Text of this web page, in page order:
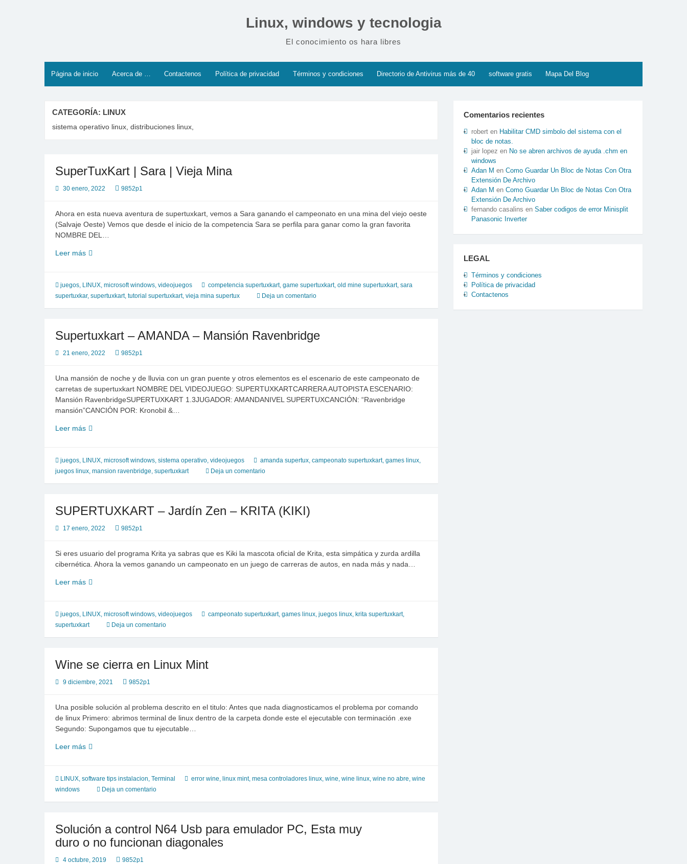
Linux, windows y tecnologia
El conocimiento os hara libres
Página de inicio Acerca de … Contactenos Política de privacidad Términos y condiciones Directorio de Antivirus más de 40 software gratis Mapa Del Blog
CATEGORÍA: LINUX
sistema operativo linux, distribuciones linux,
SuperTuxKart | Sara | Vieja Mina
30 enero, 2022 9852p1
Ahora en esta nueva aventura de supertuxkart, vemos a Sara ganando el campeonato en una mina del viejo oeste
(Salvaje Oeste) Vemos que desde el inicio de la competencia Sara se perfila para ganar como la gran favorita
NOMBRE DEL…
Leer másSuperTuxKart
|
Vieja
juegos, LINUX, microsoft windows, videojuegos competencia supertuxkart, game supertuxkart, old mine supertuxkart, sara
supertuxkar, supertuxkart, tutorial supertuxkart, vieja mina supertux Deja un comentario
Supertuxkart – AMANDA – Mansión Ravenbridge
21 enero, 2022 9852p1
Una mansión de noche y de lluvia con un gran puente y otros elementos es el escenario de este campeonato de
carretas de supertuxkart NOMBRE DEL VIDEOJUEGO: SUPERTUXKARTCARRERA AUTOPISTA ESCENARIO:
Mansión RavenbridgeSUPERTUXKART 1.3JUGADOR: AMANDANIVEL SUPERTUXCANCIÓN: “Ravenbridge
mansión”CANCIÓN POR: Kronobil &…
Leer másSupertuxkart
–
Mansión
juegos, LINUX, microsoft windows, sistema operativo, videojuegos amanda supertux, campeonato supertuxkart, games linux,
juegos linux, mansion ravenbridge, supertuxkart Deja un comentario
SUPERTUXKART – Jardín Zen – KRITA (KIKI)
17 enero, 2022 9852p1
Si eres usuario del programa Krita ya sabras que es Kiki la mascota oficial de Krita, esta simpática y zurda ardilla
cibernética. Ahora la vemos ganando un campeonato en un juego de carreras de autos, en nada más y nada…
Leer másSUPERTUXKART
Zen
–
juegos, LINUX, microsoft windows, videojuegos campeonato supertuxkart, games linux, juegos linux, krita supertuxkart,
supertuxkart
Deja un comentario
Wine se cierra en Linux Mint
9 diciembre, 2021 9852p1
Una posible solución al problema descrito en el titulo: Antes que nada diagnosticamos el problema por comando
de linux Primero: abrimos terminal de linux dentro de la carpeta donde este el ejecutable con terminación .exe
Segundo: Supongamos que tu ejecutable…
Leer másWine
en
Linux
LINUX, software tips instalacion, Terminal error wine, linux mint, mesa controladores linux, wine, wine linux, wine no abre, wine
windows
Deja un comentario
Solución a control N64 Usb para emulador PC, Esta muy
duro o no funcionan diagonales
4 octubre, 2019 9852p1
Comentarios recientes
roberten Habilitar CMD simbolo del sistema con el
bloc de notas.
jair lopez en No se abren archivos de ayuda .chm en
windows
Adan M en Como Guardar Un Bloc de Notas Con Otra
Extensión De Archivo
Adan M en Como Guardar Un Bloc de Notas Con Otra
Extensión De Archivo
fernando casalins en Saber codigos de error Minisplit
Panasonic Inverter
LEGAL
Términos y condiciones
Política de privacidad
Contactenos